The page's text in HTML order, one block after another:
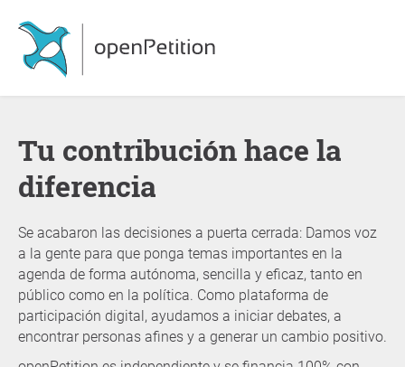
Tu contribución hace la
diferencia
Se acabaron las decisiones a puerta cerrada: Damos voz
a la gente para que ponga temas importantes en la
agenda de forma autónoma, sencilla y eficaz, tanto en
público como en la política. Como plataforma de
participación digital, ayudamos a iniciar debates, a
encontrar personas afines y a generar un cambio positivo.